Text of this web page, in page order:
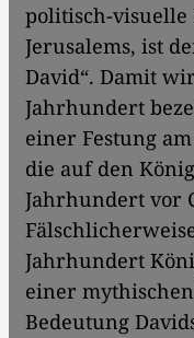
politisch-
Jerusalems, ist
David“. Damit
Jahrhundert
einer Festung
die auf den
Jahrhundert vor
Jahrhundert
einer
Bedeutung